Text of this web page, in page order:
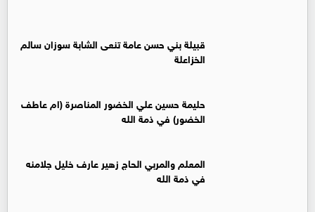
قبيلة بني حسن عامة تنعى الشابة سوزان سالم
الخزاعلة
حليمة حسين علي الخضور المناصرة (ام عاطف
الخضور) في ذمة الله
المعلم والمربي الحاج زهير عارف خليل جلامنه
في ذمة الله